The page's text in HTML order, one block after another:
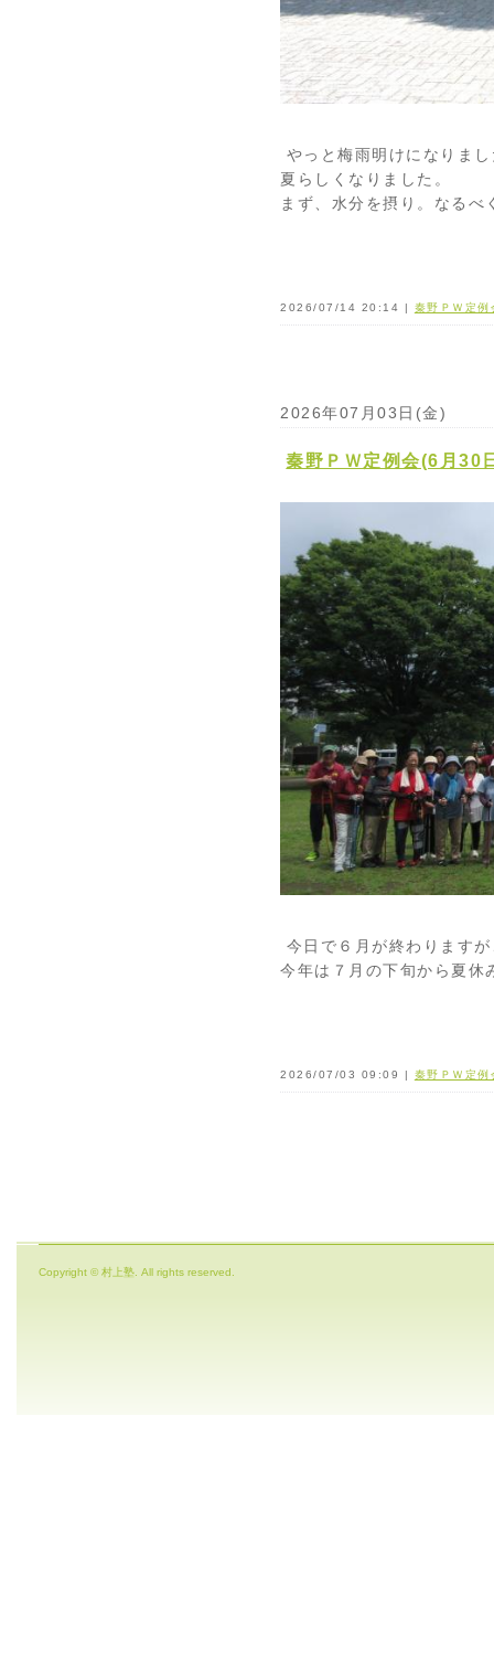
やっと梅雨明けになりま
夏らしくなりました。
まず、水分を摂り。なるべ
2026/07/14 20:14 | 秦野ＰＷ定例
2026年07月03日(金)
秦野ＰＷ定例会(6月30
今日で６月が終わります
今年は７月の下旬から夏休
2026/07/03 09:09 | 秦野ＰＷ定例
Copyright © 村上塾. All rights reserved.